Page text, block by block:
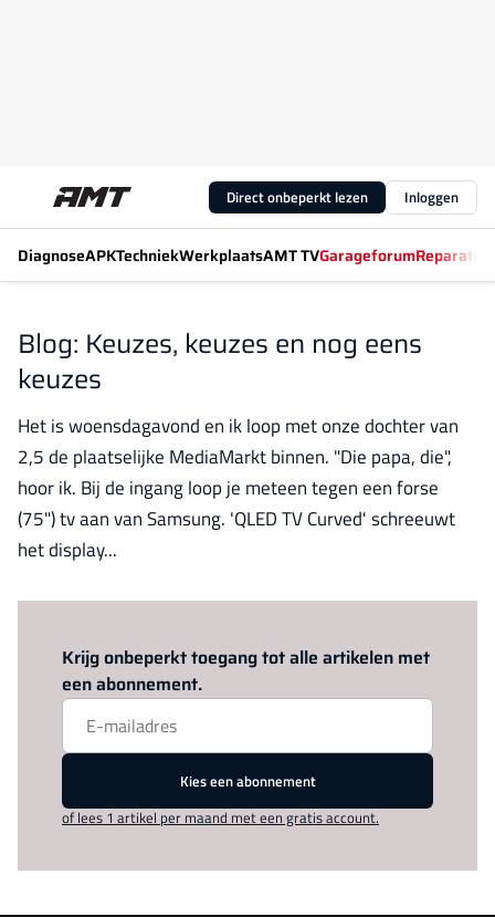
Direct onbeperkt lezen Inloggen
DiagnoseAPKTechniekWerkplaatsAMT TVGarageforum
Blog: Keuzes, keuzes en nog eens
keuzes
Het is woensdagavond en ik loop met onze dochter van
2,5 de plaatselijke MediaMarkt binnen. "Die papa, die",
hoor ik. Bij de ingang loop je meteen tegen een forse
(75") tv aan van Samsung. 'QLED TV Curved' schreeuwt
het display...
Krijg onbeperkt toegang tot alle artikelen met
een abonnement.
Kies een abonnement
of lees 1 artikel per maand met een gratis account.